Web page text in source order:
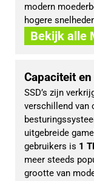
modern
hogere
Bekijk alle
Capaciteit
SSD’s zijn
verschillend van
uitgebreide
gebruikers is 1
meer steeds
grootte van